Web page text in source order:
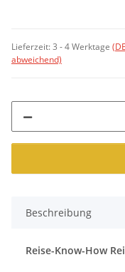
Lieferzeit:3 - 4 Werktage
abweichend)
Beschreibung
Reise-Know-How